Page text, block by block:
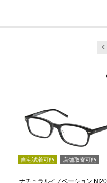
自宅試着可能 店舗取寄可能
ナチュラルイノベーション